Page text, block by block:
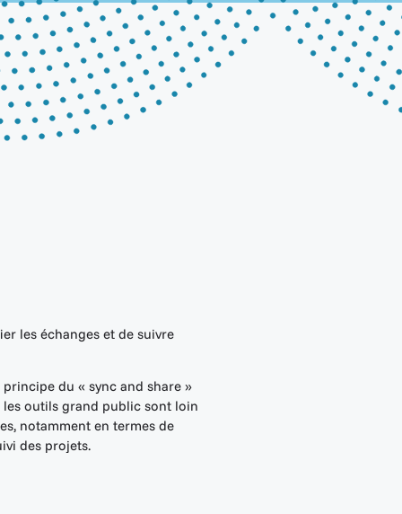
les échanges et de suivre
du « sync and share »
les outils grand public sont loin
notamment en termes de
des projets.